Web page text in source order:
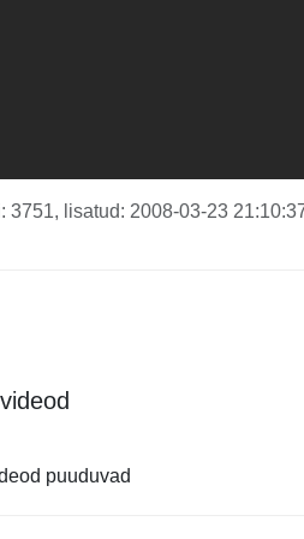
3751, lisatud: 2008-03-23
puuduvad